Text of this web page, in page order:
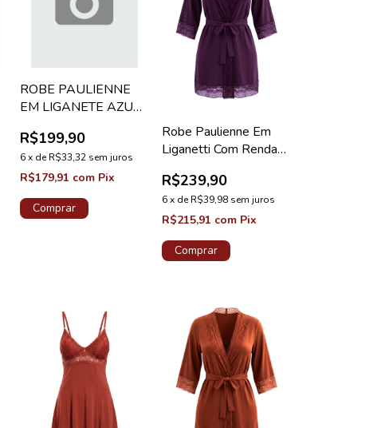
ROBE PAULIENNE
EM LIGANETE AZUL
R$199,90
6x deR$33,32 sem juros
R$179,91 com Pix
Comprar
Robe Paulienne Em
Liganetti Com Renda
R$239,90
6x deR$39,98 sem juros
R$215,91 com Pix
Comprar